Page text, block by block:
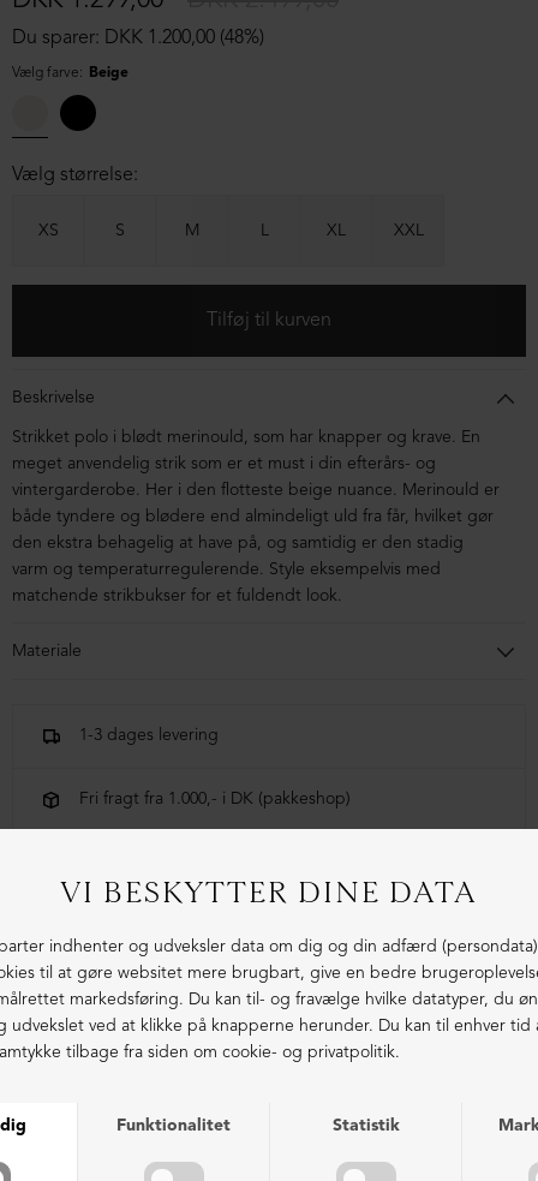
Du sparer: DKK 1.200,00 (48%)
Vælg farve: Beige
Vælg størrelse:
XS S M L XL XXL
Beskrivelse
Strikket polo i blødt merinould, som har knapper og krave. En
meget anvendelig strik som er et must i din efterårs- og
vintergarderobe. Her i den flotteste beige nuance. Merinould er
både tyndere og blødere end almindeligt uld fra får, hvilket gør
den ekstra behagelig at have på, og samtidig er den stadig
varm og temperaturregulerende. Style eksempelvis med
matchende strikbukser for et fuldendt look.
Materiale
1-3 dages levering
Fri fragt fra 1.000,- i DK (pakkeshop)
LIGNENDE PRODUKTER
ØKOLOGISK BOMULD ØKOLOGISK BOMULD